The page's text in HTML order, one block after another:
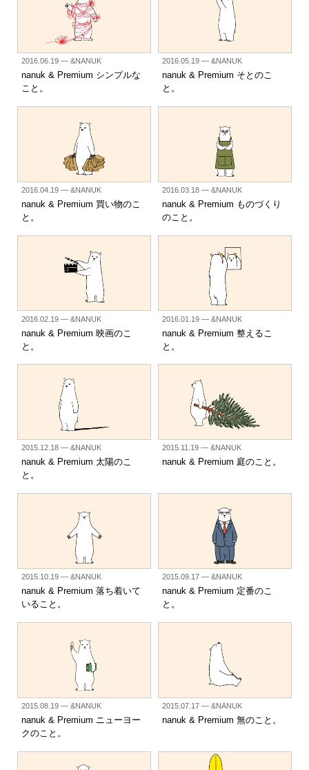
2016.06.19— &NANUK
nanuk & Premium シンプルな
こと。
2016.05.19— &NANUK
nanuk & Premium そとのこ
と。
2016.04.19— &NANUK
nanuk & Premium 買い物のこ
と。
2016.03.18— &NANUK
nanuk & Premium ものづくり
のこと。
2016.02.19— &NANUK
nanuk & Premium 映画のこ
と。
2016.01.19— &NANUK
nanuk & Premium 整えるこ
と。
2015.12.18— &NANUK
nanuk & Premium 太陽のこ
と。
2015.11.19— &NANUK
nanuk & Premium 庭のこと。
2015.10.19— &NANUK
nanuk & Premium 落ち着いて
いること。
2015.09.17— &NANUK
nanuk & Premium 定番のこ
と。
2015.08.19— &NANUK
nanuk & Premium ニューヨー
クのこと。
2015.07.17— &NANUK
nanuk & Premium 無のこと。